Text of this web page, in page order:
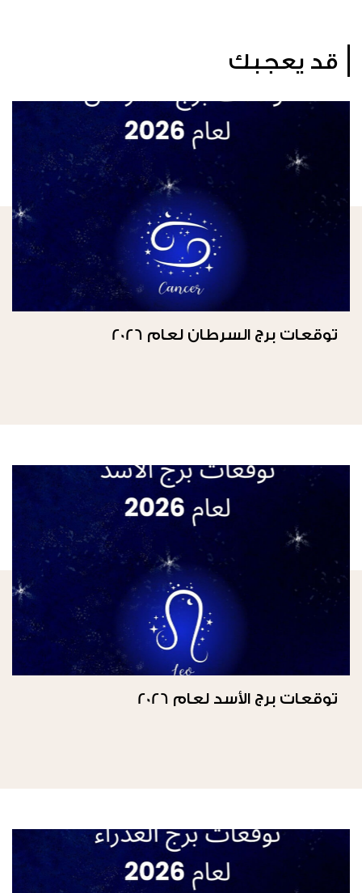
قد يعجبك
توقعات برج السرطان لعام 2026
توقعات برج الأسد لعام 2026